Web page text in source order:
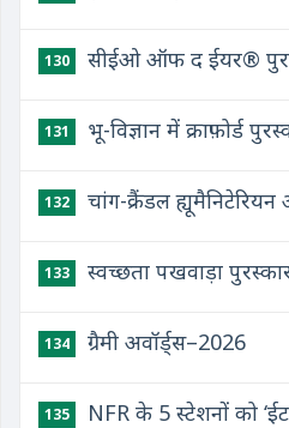
130 सीईओ ऑफ द ईयर®
131 भू-विज्ञान में क्राफ़ोर्ड
132 चांग-क्रैंडल ह्यूमैनिटेरियन
133 स्वच्छता पखवाड़ा
134 ग्रैमी अवॉर्ड्स–2026
135 NFR के 5 स्टेशनों को